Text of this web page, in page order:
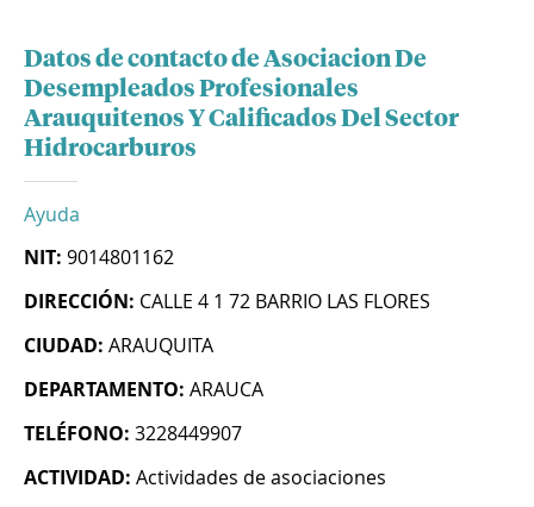
Datos de contacto de Asociacion De
Desempleados Profesionales
Arauquitenos Y Calificados Del Sector
Hidrocarburos
Ayuda
NIT: 9014801162
DIRECCIÓN: CALLE 4 1 72 BARRIO LAS FLORES
CIUDAD: ARAUQUITA
DEPARTAMENTO: ARAUCA
TELÉFONO: 3228449907
ACTIVIDAD: Actividades de asociaciones